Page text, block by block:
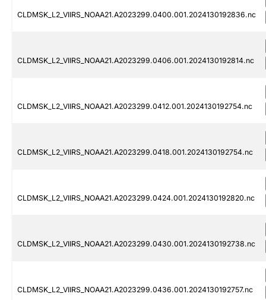
CLDMSK_L2_VIIRS_NOAA21.A2023299.0400.001.2024130192836.nc
CLDMSK_L2_VIIRS_NOAA21.A2023299.0406.001.2024130192814.nc
CLDMSK_L2_VIIRS_NOAA21.A2023299.0412.001.2024130192754.nc
CLDMSK_L2_VIIRS_NOAA21.A2023299.0418.001.2024130192754.nc
CLDMSK_L2_VIIRS_NOAA21.A2023299.0424.001.2024130192820.nc
CLDMSK_L2_VIIRS_NOAA21.A2023299.0430.001.2024130192738.nc
CLDMSK_L2_VIIRS_NOAA21.A2023299.0436.001.2024130192757.nc